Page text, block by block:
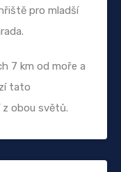
pro mladší
7 km od moře a
tato
obou světů.